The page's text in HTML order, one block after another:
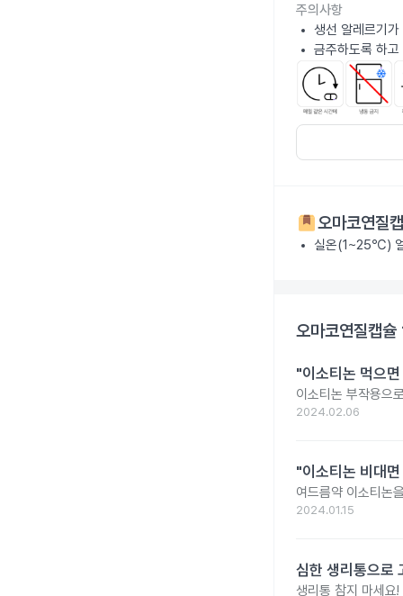
주의사항
생선 알레르기
금주하도록 하
오마코연질
실온(1~25℃)
오마코연질캡
"이소티논 먹으
이소티논 부작용으
2024.02.06
"이소티논 비대
여드름약 이소티논
2024.01.15
심한 생리통으로
생리통 참지 마세요